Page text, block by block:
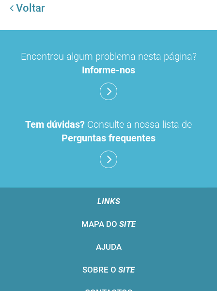
Voltar
Encontrou algum problema nesta página?
Informe-nos
Tem dúvidas? Consulte a nossa lista de
Perguntas frequentes
LINKS
MAPA DO SITE
AJUDA
SOBRE O SITE